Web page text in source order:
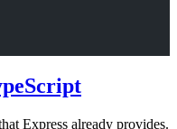
Express already provides.